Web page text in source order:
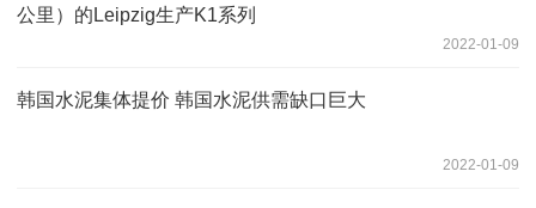
公里）的Leipzig生产K1系列
2022-01-09
韩国水泥集体提价 韩国水泥供需缺口巨大
2022-01-09